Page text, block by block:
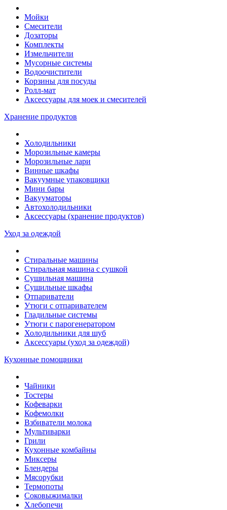
Мойки
Смесители
Дозаторы
Комплекты
Измельчители
Мусорные системы
Водоочистители
Корзины для посуды
Ролл-мат
Аксессуары для моек и смесителей
Хранение продуктов
Холодильники
Морозильные камеры
Морозильные лари
Винные шкафы
Вакуумные упаковщики
Мини бары
Вакууматоры
Автохолодильники
Аксессуары (хранение продуктов)
Уход за одеждой
Стиральные машины
Стиральная машина с сушкой
Сушильная машина
Сушильные шкафы
Отпариватели
Утюги с отпаривателем
Гладильные системы
Утюги с парогенератором
Холодильники для шуб
Аксессуары (уход за одеждой)
Кухонные помощники
Чайники
Тостеры
Кофеварки
Кофемолки
Взбиватели молока
Мультиварки
Грили
Кухонные комбайны
Mиксеры
Блендеры
Мясорубки
Термопоты
Соковыжималки
Хлебопечи